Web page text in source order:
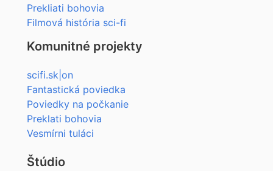
Prekliati bohovia
Filmová história sci-fi
Komunitné projekty
scifi.sk|on
Fantastická poviedka
Poviedky na počkanie
Preklati bohovia
Vesmírni tuláci
Štúdio